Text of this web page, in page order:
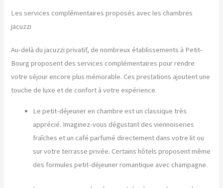
Les services complémentaires proposés avec les chambres
jacuzzi
Au-delà du jacuzzi privatif, de nombreux établissements à Petit-
Bourg proposent des services complémentaires pour rendre
votre séjour encore plus mémorable. Ces prestations ajoutent une
touche de luxe et de confort à votre expérience.
Le petit-déjeuner en chambre est un classique très
apprécié. Imaginez-vous dégustant des viennoiseries
fraîches et un café parfumé directement dans votre lit ou
sur votre terrasse privée. Certains hôtels proposent même
des formules petit-déjeuner romantique avec champagne.